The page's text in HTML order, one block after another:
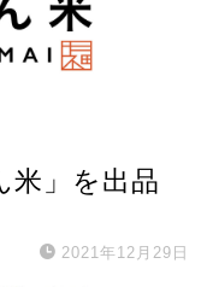
米」を出品
2021年12月29日